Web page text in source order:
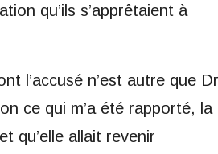
qu’ils s’apprêtaient à
l’accusé n’est autre que Dr
ce qui m’a été rapporté, la
qu’elle allait revenir